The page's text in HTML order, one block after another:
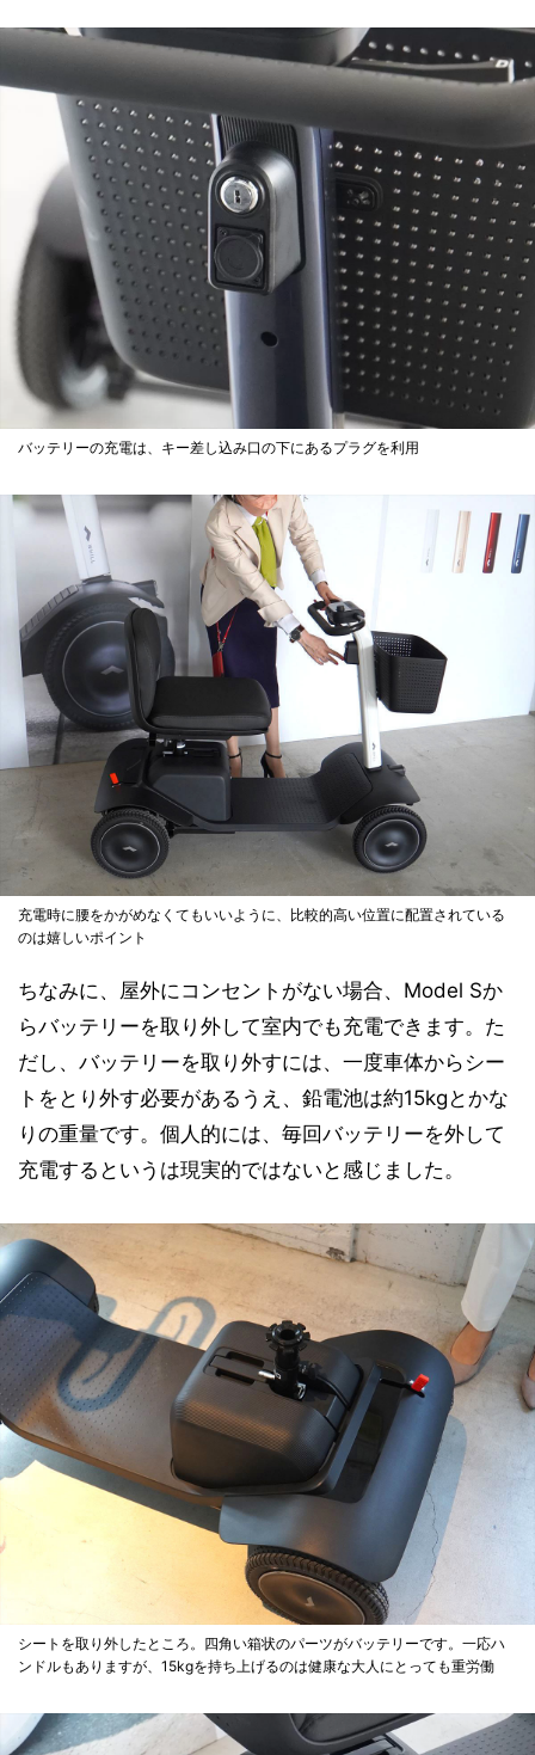
バッテリーの充電は、キー差し込み口の下にあるプラグを利用
充電時に腰をかがめなくてもいいように、比較的高い位置に配置されている
のは嬉しいポイント
ちなみに、屋外にコンセントがない場合、Model Sか
らバッテリーを取り外して室内でも充電できます。た
だし、バッテリーを取り外すには、一度車体からシー
トをとり外す必要があるうえ、鉛電池は約15kgとかな
りの重量です。個人的には、毎回バッテリーを外して
充電するというは現実的ではないと感じました。
シートを取り外したところ。四角い箱状のパーツがバッテリーです。一応ハ
ンドルもありますが、15kgを持ち上げるのは健康な大人にとっても重労働